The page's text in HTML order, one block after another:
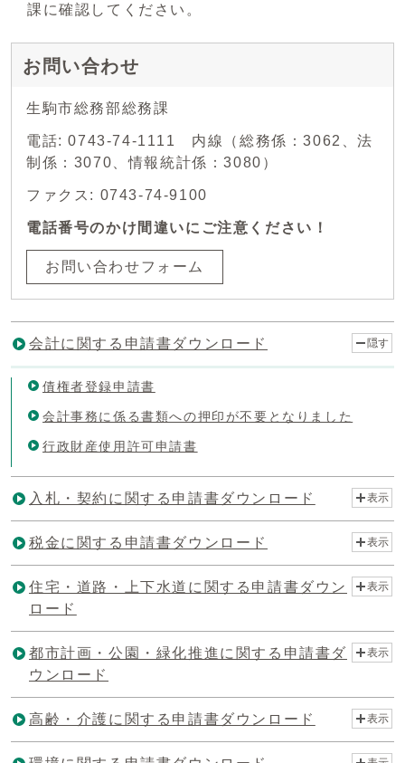
課に確認してください。
お問い合わせ
生駒市総務部総務課
電話: 0743-74-1111 内線（総務係：3062、法
制係：3070、情報統計係：3080）
ファクス: 0743-74-9100
電話番号のかけ間違いにご注意ください！
お問い合わせフォーム
会計に関する申請書ダウンロード 隠す
債権者登録申請書
会計事務に係る書類への押印が不要となりました
行政財産使用許可申請書
入札・契約に関する申請書ダウンロード 表示
税金に関する申請書ダウンロード 表示
住宅・道路・上下水道に関する申請書ダウン
ロード
表示
都市計画・公園・緑化推進に関する申請書ダ
ウンロード
表示
高齢・介護に関する申請書ダウンロード 表示